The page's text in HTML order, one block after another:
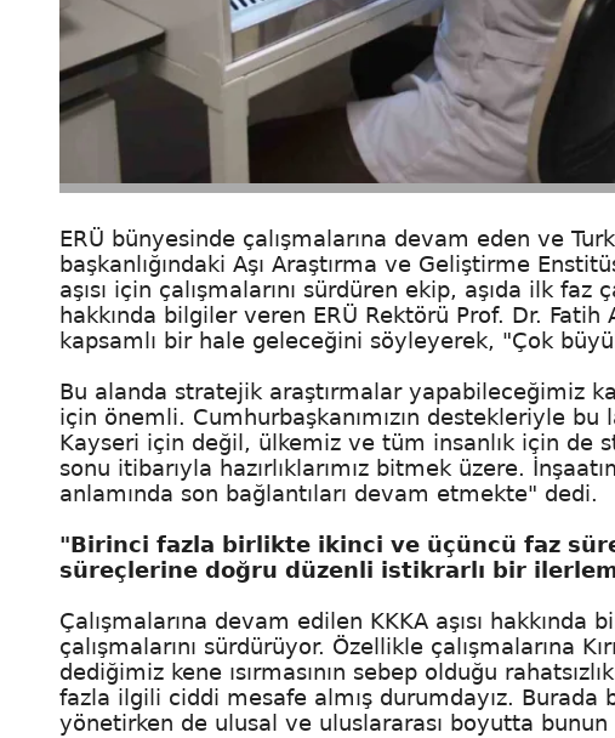
ERÜ bünyesinde çalışmalarına devam eden ve
başkanlığındaki Aşı Araştırma ve Geliştirme
aşısı için çalışmalarını sürdüren ekip, aşıda ilk
hakkında bilgiler veren ERÜ Rektörü Prof. Dr.
kapsamlı bir hale geleceğini söyleyerek, "Çok
Bu alanda stratejik araştırmalar yapabileceğimiz
için önemli. Cumhurbaşkanımızın destekleriyle
Kayseri için değil, ülkemiz ve tüm insanlık için de
sonu itibarıyla hazırlıklarımız bitmek üzere.
anlamında son bağlantıları devam etmekte" dedi.
"Birinci fazla birlikte ikinci ve üçüncü faz
süreçlerine doğru düzenli istikrarlı bir
Çalışmalarına devam edilen KKKA aşısı
çalışmalarını sürdürüyor. Özellikle çalışmalarına
dediğimiz kene ısırmasının sebep olduğu
fazla ilgili ciddi mesafe almış durumdayız.
yönetirken de ulusal ve uluslararası boyutta